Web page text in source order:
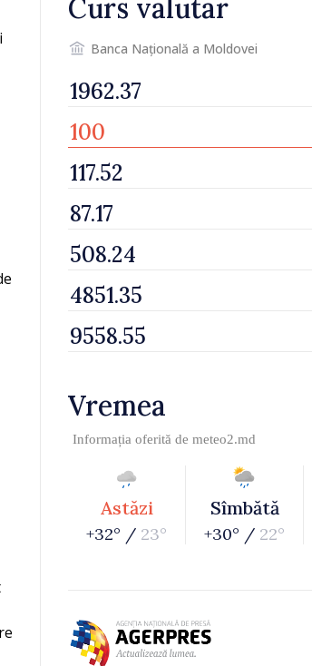
Curs valutar
Banca Națională a Moldovei
Vremea
Informația oferită de meteo2.md
Astăzi
+32° / 23°
Sîmbătă
+30° / 22°